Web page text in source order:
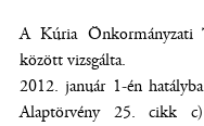
A Kúria Önkormányzati
között vizsgálta.
2012. január 1-én
Alaptörvény 25. cikk